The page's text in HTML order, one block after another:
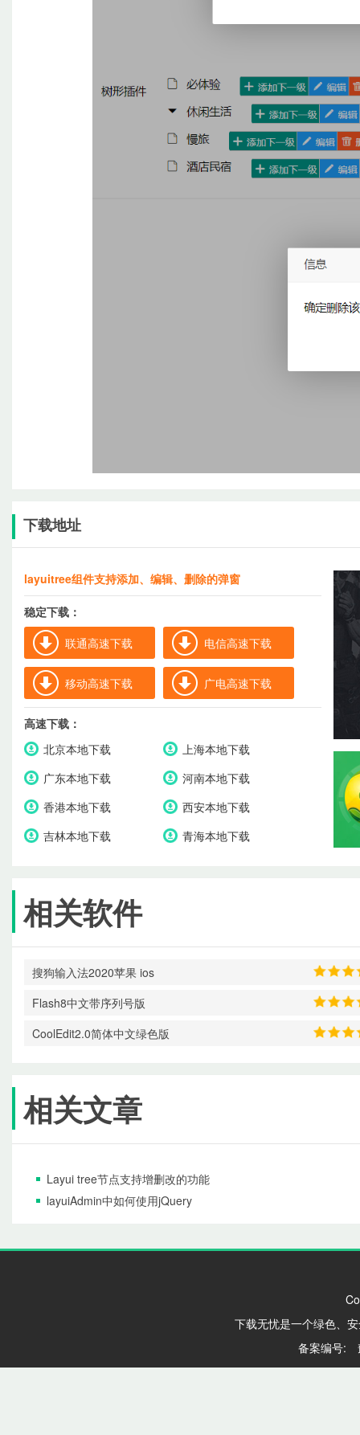
下载地址
layuitree组件支持添加、编辑、删除的弹窗
稳定下载：
联通高速下载
电信高速下载
移动高速下载 广电高速下载
高速下载：
北京本地下载
上海本地下载
广东本地下载
河南本地下载
香港本地下载
西安本地下载
吉林本地下载
青海本地下载
相关软件
搜狗输入法2020苹果 ios
Flash8中文带序列号版
CoolEdit2.0简体中文绿色版
相关文章
Layui tree节点支持增删改的功能
layuiAdmin中如何使用jQuery
下载无忧是一个绿色、
备案编号: